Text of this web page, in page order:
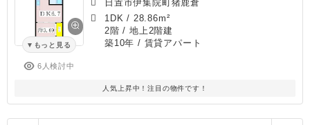
もっと見る
6人検討中
日置市伊集院町猪鹿倉
1DK / 28.86m²
2階 / 地上2階建
築10年 / 賃貸アパート
人気上昇中！注目の物件です！